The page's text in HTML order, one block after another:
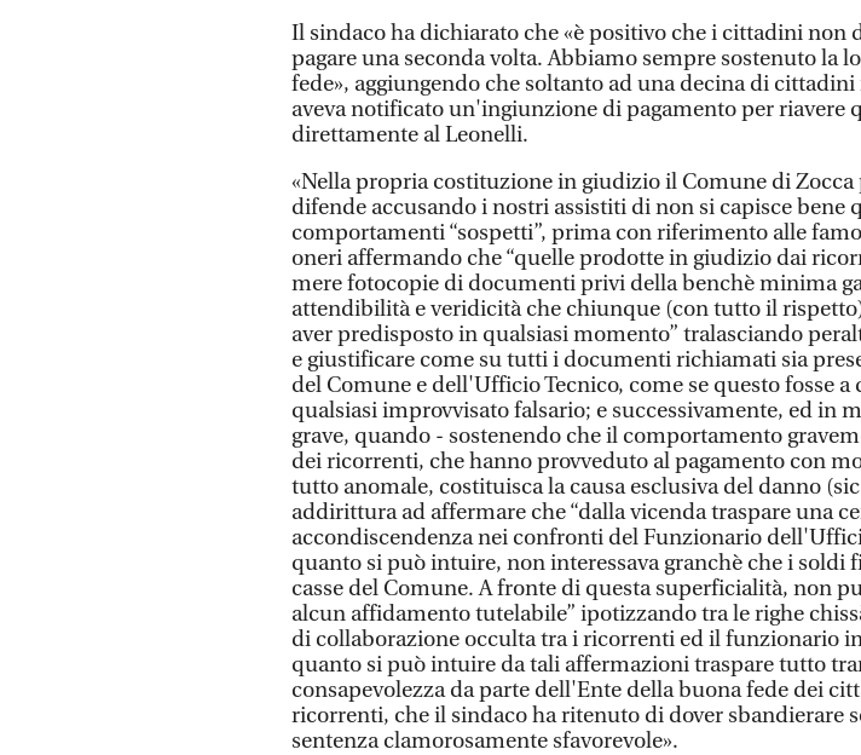
Il sindaco ha dichiarato che «è positivo che i cittadini non
pagare una seconda volta. Abbiamo sempre sostenuto la
fede», aggiungendo che soltanto ad una decina di
aveva notificato un'ingiunzione di pagamento per riavere
direttamente al Leonelli.
«Nella propria costituzione in giudizio il Comune di Zocca
difende accusando i nostri assistiti di non si capisce bene
comportamenti “sospetti”, prima con riferimento alle
oneri affermando che “quelle prodotte in giudizio dai
mere fotocopie di documenti privi della benchè minima
attendibilità e veridicità che chiunque (con tutto il
aver predisposto in qualsiasi momento” tralasciando
e giustificare come su tutti i documenti richiamati sia
del Comune e dell'Ufficio Tecnico, come se questo fosse
qualsiasi improvvisato falsario; e successivamente, ed in
grave, quando - sostenendo che il comportamento
dei ricorrenti, che hanno provveduto al pagamento con
tutto anomale, costituisca la causa esclusiva del danno
addirittura ad affermare che “dalla vicenda traspare una
accondiscendenza nei confronti del Funzionario
quanto si può intuire, non interessava granchè che i soldi
casse del Comune. A fronte di questa superficialità, non
alcun affidamento tutelabile” ipotizzando tra le righe
di collaborazione occulta tra i ricorrenti ed il funzionario
quanto si può intuire da tali affermazioni traspare tutto
consapevolezza da parte dell'Ente della buona fede dei
ricorrenti, che il sindaco ha ritenuto di dover sbandierare
sentenza clamorosamente sfavorevole».